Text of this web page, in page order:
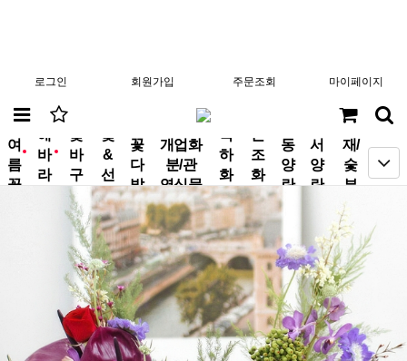
로그인 회원가입 주문조회 마이페이지
new
여
름
꽃
new
해
바
라
꽃
바
구
니
꽃
&
선
물
꽃
다
발
개업화
분/관
엽식물
축
하
화
환
근
조
화
환
동
양
란
서
양
란
분
재/
숯
부
작